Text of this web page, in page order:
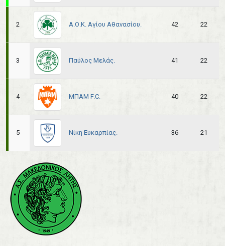
2 Α.Ο.Κ. Αγίου Αθανασίου. 42 22
3 Παύλος Μελάς. 41 22
4 ΜΠΑΜ F.C. 40 22
5 Νίκη Ευκαρπίας. 36 21